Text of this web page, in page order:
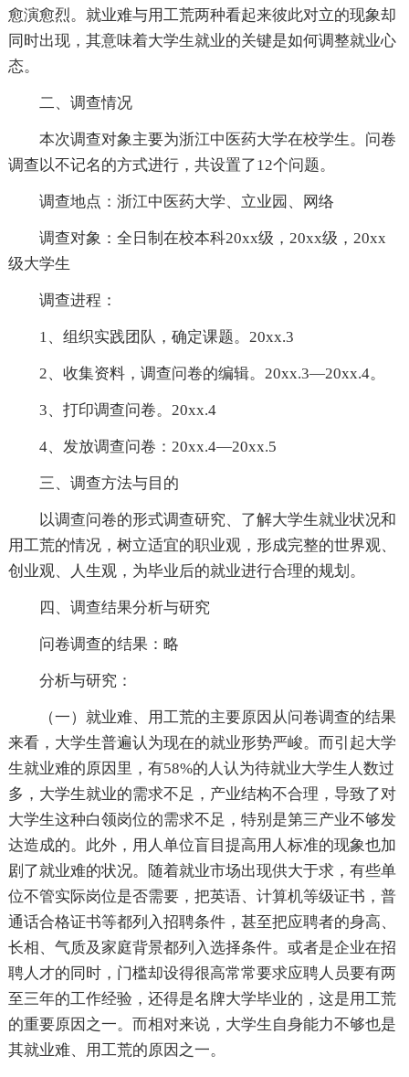
愈演愈烈。就业难与用工荒两种看起来彼此对立的现象却
同时出现，其意味着大学生就业的关键是如何调整就业心
态。
二、调查情况
本次调查对象主要为浙江中医药大学在校学生。问卷
调查以不记名的方式进行，共设置了12个问题。
调查地点：浙江中医药大学、立业园、网络
调查对象：全日制在校本科20xx级，20xx级，20xx
级大学生
调查进程：
1、组织实践团队，确定课题。20xx.3
2、收集资料，调查问卷的编辑。20xx.3—20xx.4。
3、打印调查问卷。20xx.4
4、发放调查问卷：20xx.4—20xx.5
三、调查方法与目的
以调查问卷的形式调查研究、了解大学生就业状况和
用工荒的情况，树立适宜的职业观，形成完整的世界观、
创业观、人生观，为毕业后的就业进行合理的规划。
四、调查结果分析与研究
问卷调查的结果：略
分析与研究：
（一）就业难、用工荒的主要原因从问卷调查的结果
来看，大学生普遍认为现在的就业形势严峻。而引起大学
生就业难的原因里，有58%的人认为待就业大学生人数过
多，大学生就业的需求不足，产业结构不合理，导致了对
大学生这种白领岗位的需求不足，特别是第三产业不够发
达造成的。此外，用人单位盲目提高用人标准的现象也加
剧了就业难的状况。随着就业市场出现供大于求，有些单
位不管实际岗位是否需要，把英语、计算机等级证书，普
通话合格证书等都列入招聘条件，甚至把应聘者的身高、
长相、气质及家庭背景都列入选择条件。或者是企业在招
聘人才的同时，门槛却设得很高常常要求应聘人员要有两
至三年的工作经验，还得是名牌大学毕业的，这是用工荒
的重要原因之一。而相对来说，大学生自身能力不够也是
其就业难、用工荒的原因之一。